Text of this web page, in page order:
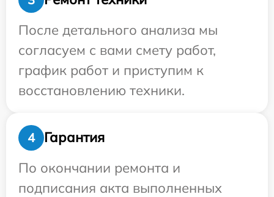
После детального анализа мы
согласуем с вами смету работ,
график работ и приступим к
восстановлению техники.
4
Гарантия
По окончании ремонта и
подписания акта выполненных